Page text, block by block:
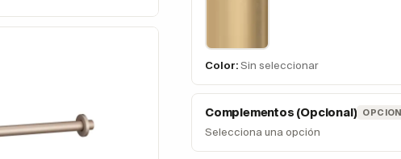
Color: Sin seleccionar
Complementos (Opcional)
Selecciona una opción